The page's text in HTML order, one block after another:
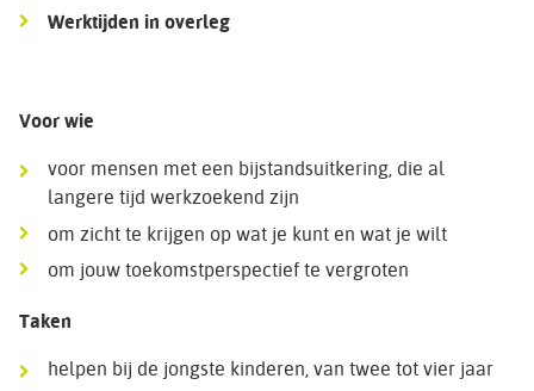
Werktijden in overleg
Voor wie
voor mensen met een bijstandsuitkering, die al
langere tijd werkzoekend zijn
om zicht te krijgen op wat je kunt en wat je wilt
om jouw toekomstperspectief te vergroten
Taken
helpen bij de jongste kinderen, van twee tot vier jaar